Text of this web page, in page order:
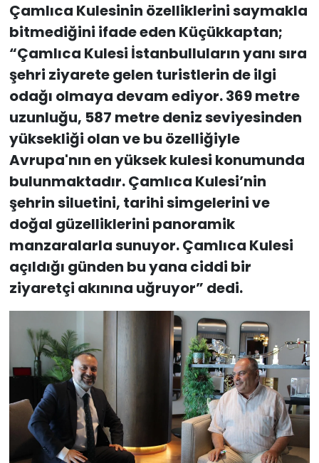
Çamlıca Kulesinin özelliklerini saymakla
bitmediğini ifade eden Küçükkaptan;
“Çamlıca Kulesi İstanbulluların yanı sıra
şehri ziyarete gelen turistlerin de ilgi
odağı olmaya devam ediyor. 369 metre
uzunluğu, 587 metre deniz seviyesinden
yüksekliği olan ve bu özelliğiyle
Avrupa'nın en yüksek kulesi konumunda
bulunmaktadır. Çamlıca Kulesi’nin
şehrin siluetini, tarihi simgelerini ve
doğal güzelliklerini panoramik
manzaralarla sunuyor. Çamlıca Kulesi
açıldığı günden bu yana ciddi bir
ziyaretçi akınına uğruyor” dedi.